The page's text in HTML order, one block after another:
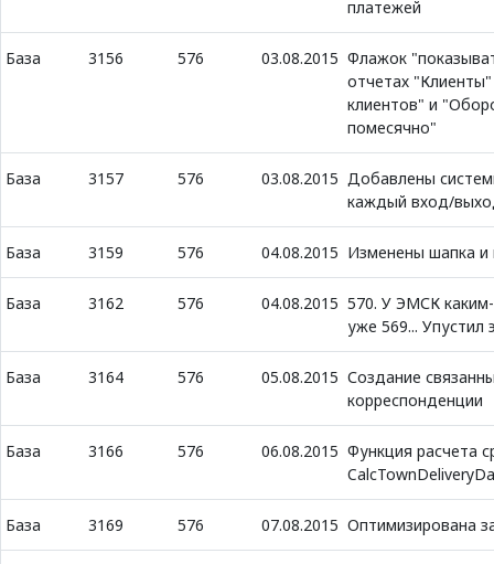
платежей
База 3156 576 03.08.2015 Флажок
отчетах
клиентов" и
помесячно"
База 3157 576 03.08.2015 Добавлены
каждый вход/
База 3159 576 04.08.2015 Изменены шапка и
База 3162 576 04.08.2015 570. У ЭМСК
уже 569... Упустил
База 3164 576 05.08.2015 Создание
корреспонденции
База 3166 576 06.08.2015 Функция расчета
База 3169 576 07.08.2015 Оптимизирована